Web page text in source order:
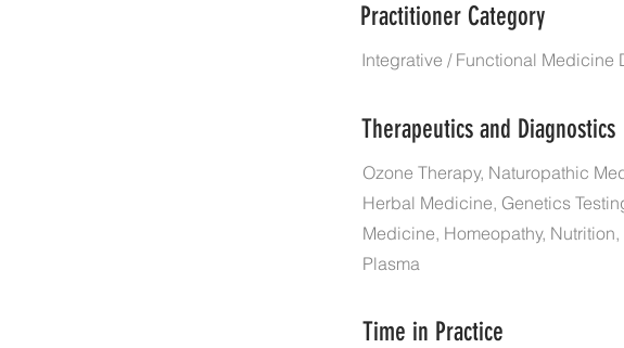
Practitioner Category
Integrative / Functional Medicine
Therapeutics and Diagnostics
Ozone Therapy, Naturopathic
Herbal Medicine, Genetics
Medicine, Homeopathy,
Plasma
Time in Practice